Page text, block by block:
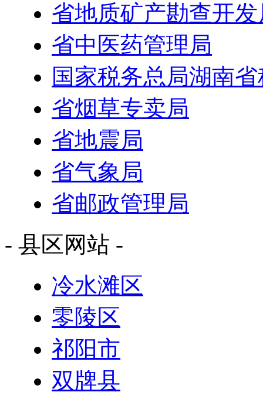
省地质矿产勘查开发
省中医药管理局
国家税务总局湖南
省烟草专卖局
省地震局
省气象局
省邮政管理局
- 县区网站 -
冷水滩区
零陵区
祁阳市
双牌县